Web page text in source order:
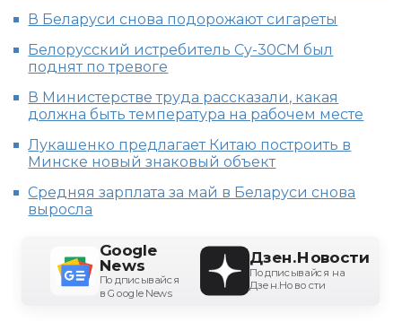
В Беларуси снова подорожают сигареты
Белорусский истребитель Су-30СМ был
поднят по тревоге
В Министерстве труда рассказали, какая
должна быть температура на рабочем месте
Лукашенко предлагает Китаю построить в
Минске новый знаковый объект
Средняя зарплата за май в Беларуси снова
выросла
Google
News
Подписывайся
в Google News
Дзен.Новости
Подписывайся на
Дзен.Новости